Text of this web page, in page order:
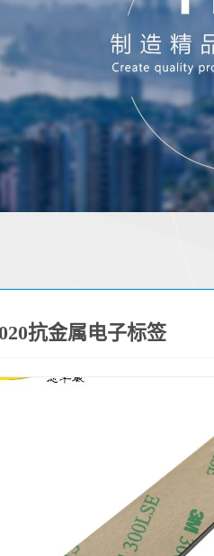
抗金属电子标签